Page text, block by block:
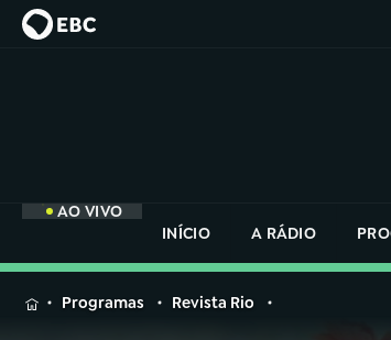
AO VIVO
INÍCIO
A RÁDIO
MENUProgramas Revista Rio